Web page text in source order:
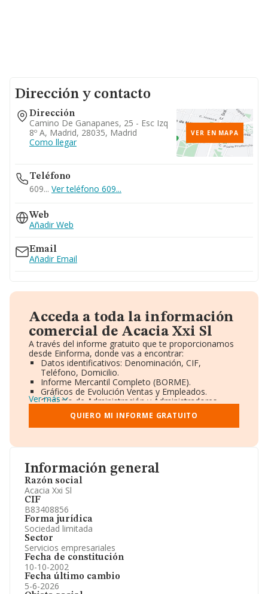
Información general
Razón social
Acacia Xxi Sl
CIF
B83408856
Forma jurídica
Sociedad limitada
Sector
Servicios empresariales
Fecha de constitución
10-10-2002
Fecha último cambio
5-6-2026
Dirección y contacto
Dirección
Camino De Ganapanes, 25 - Esc Izq
8º A, Madrid, 28035, Madrid
Como llegar
VER EN MAPA
Teléfono
609... Ver teléfono 609...
Web
Añadir Web
Email
Añadir Email
Acceda a toda la información
comercial de Acacia Xxi Sl
A través del informe gratuito que te proporcionamos
desde Einforma, donde vas a encontrar:
Datos identificativos: Denominación, CIF,
Teléfono, Domicilio.
Informe Mercantil Completo (BORME).
Gráficos de Evolución Ventas y Empleados.
Consejo de Administración y Administradores.
Directivos y Ejecutivos.
Accionistas.
Participaciones y Vinculaciones en otras empresas.
Información oficial y registral complementaria.
Ver más
QUIERO MI INFORME GRATUITO